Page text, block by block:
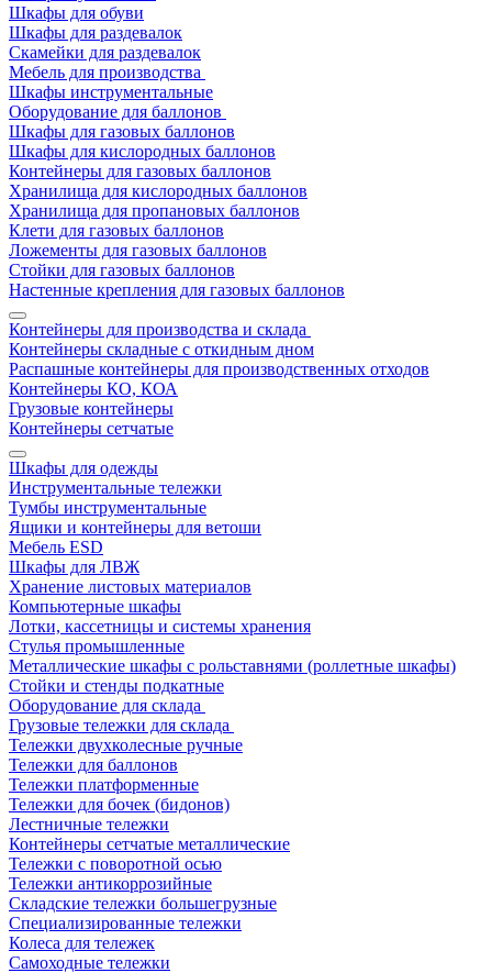
Шкафы для обуви
Шкафы для раздевалок
Скамейки для раздевалок
Мебель для производства
Шкафы инструментальные
Оборудование для баллонов
Шкафы для газовых баллонов
Шкафы для кислородных баллонов
Контейнеры для газовых баллонов
Хранилища для кислородных баллонов
Хранилища для пропановых баллонов
Клети для газовых баллонов
Ложементы для газовых баллонов
Стойки для газовых баллонов
Настенные крепления для газовых баллонов
Контейнеры для производства и склада
Контейнеры складные с откидным дном
Распашные контейнеры для производственных отходов
Контейнеры КО, КОА
Грузовые контейнеры
Контейнеры сетчатые
Шкафы для одежды
Инструментальные тележки
Тумбы инструментальные
Ящики и контейнеры для ветоши
Мебель ESD
Шкафы для ЛВЖ
Хранение листовых материалов
Компьютерные шкафы
Лотки, кассетницы и системы хранения
Стулья промышленные
Металлические шкафы с рольставнями (роллетные шкафы)
Стойки и стенды подкатные
Оборудование для склада
Грузовые тележки для склада
Тележки двухколесные ручные
Тележки для баллонов
Тележки платформенные
Тележки для бочек (бидонов)
Лестничные тележки
Контейнеры сетчатые металлические
Тележки с поворотной осью
Тележки антикоррозийные
Складские тележки большегрузные
Специализированные тележки
Колеса для тележек
Самоходные тележки